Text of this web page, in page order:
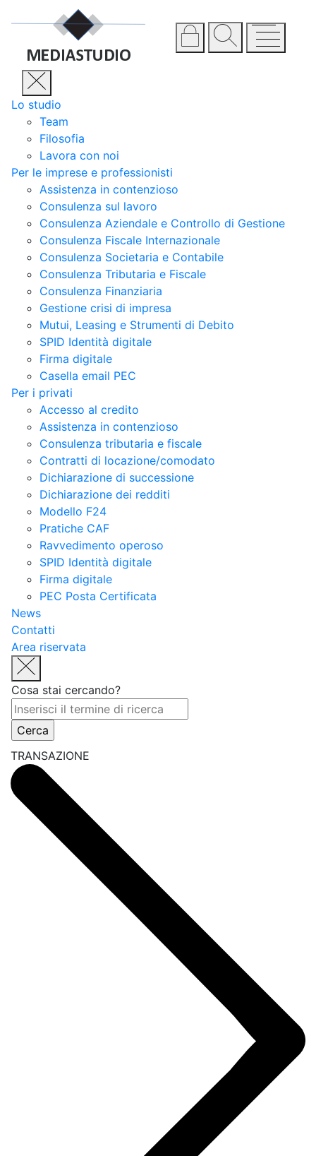
Lo studio
Team
Filosofia
Lavora con noi
Per le imprese e professionisti
Assistenza in contenzioso
Consulenza sul lavoro
Consulenza Aziendale e Controllo di Gestione
Consulenza Fiscale Internazionale
Consulenza Societaria e Contabile
Consulenza Tributaria e Fiscale
Consulenza Finanziaria
Gestione crisi di impresa
Mutui, Leasing e Strumenti di Debito
SPID Identità digitale
Firma digitale
Casella email PEC
Per i privati
Accesso al credito
Assistenza in contenzioso
Consulenza tributaria e fiscale
Contratti di locazione/comodato
Dichiarazione di successione
Dichiarazione dei redditi
Modello F24
Pratiche CAF
Ravvedimento operoso
SPID Identità digitale
Firma digitale
PEC Posta Certificata
News
Contatti
Area riservata
Cosa stai cercando?
TRANSAZIONE